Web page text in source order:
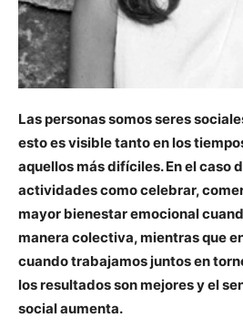
Las personas somos seres
esto es visible tanto en los
aquellos más difíciles. En el caso
actividades como celebrar,
mayor bienestar emocional
manera colectiva, mientras que
cuando trabajamos juntos en
los resultados son mejores y el
social aumenta.